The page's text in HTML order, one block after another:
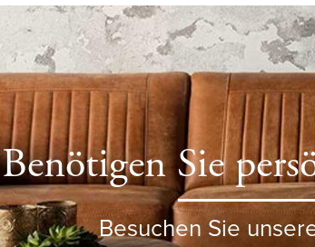
Benötigen Sie
Besuchen Sie